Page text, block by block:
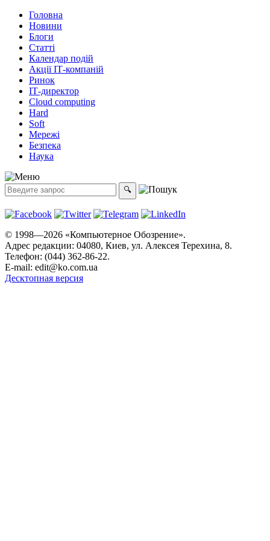
Головна
Новини
Блоги
Статті
Календар подій
Акції ІТ-компаній
Ринок
ІТ-директор
Cloud computing
Hard
Soft
Мережі
Безпека
Наука
© 1998—2026 «Компьютерное Обозрение».
Адрес редакции: 04080, Киев, ул. Алексея Терехина, 8.
Телефон: (044) 362-86-22.
E-mail: edit@ko.com.ua
Десктопная версия